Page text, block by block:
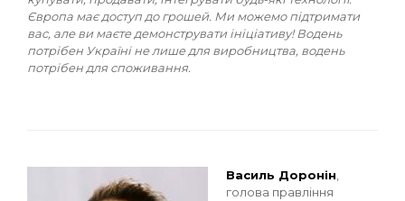
Європа має доступ до грошей. Ми можемо підтримати
вас, але ви маєте демонструвати ініціативу! Водень
потрібен Україні не лише для виробництва, водень
потрібен для споживання.
Василь Доронін
голова правління